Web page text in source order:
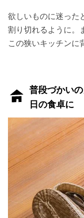
欲しいものに迷った
割り切れるように。
この狭いキッチンに
普段づかい
日の食卓に